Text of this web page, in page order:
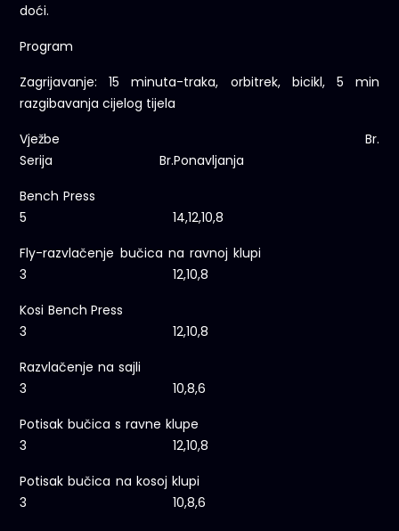
doći.
Program
Zagrijavanje: 15 minuta-traka, orbitrek, bicikl, 5 min
razgibavanja cijelog tijela
Vježbe Br.
Serija Br.Ponavljanja
Bench Press
5 14,12,10,8
Fly-razvlačenje bučica na ravnoj klupi
3 12,10,8
Kosi Bench Press
3 12,10,8
Razvlačenje na sajli
3 10,8,6
Potisak bučica s ravne klupe
3 12,10,8
Potisak bučica na kosoj klupi
3 10,8,6